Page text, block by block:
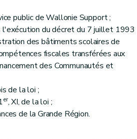
public de Wallonie Support ;
l'exécution du décret du 7 juillet 1993
des bâtiments scolaires de
fiscales transférées aux
des Communautés et
de la loi ;
er, XI, de la loi ;
de la Grande Région.